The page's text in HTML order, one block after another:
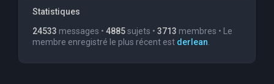
Statistiques
24533 messages • 4885sujets • 3713 membres • Le
membre enregistré le plus récent est derlean.